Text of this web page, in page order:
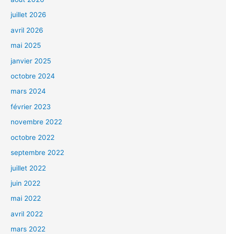
juillet 2026
avril 2026
mai 2025
janvier 2025
octobre 2024
mars 2024
février 2023
novembre 2022
octobre 2022
septembre 2022
juillet 2022
juin 2022
mai 2022
avril 2022
mars 2022